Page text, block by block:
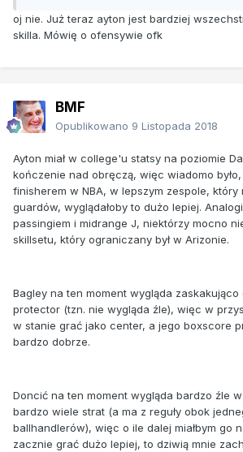
oj nie. Już teraz ayton jest bardziej
skilla. Mówię o ofensywie ofk
BMF
Opublikowano 9 Listopada 2018
Ayton miał w college'u statsy na poziomie
kończenie nad obręczą, więc wiadomo
finisherem w NBA, w lepszym zespole, który
guardów, wyglądałoby to dużo lepiej.
passingiem i midrange J, niektórzy mocno
skillsetu, który ograniczany był w Arizonie.
Bagley na ten moment wygląda zaskakująco
protector (tzn. nie wygląda źle), więc w
w stanie grać jako center, a jego boxscore
bardzo dobrze.
Doncić na ten moment wygląda bardzo źle
bardzo wiele strat (a ma z reguły obok
ballhandlerów), więc o ile dalej miałbym go
zacznie grać dużo lepiej, to dziwią mnie